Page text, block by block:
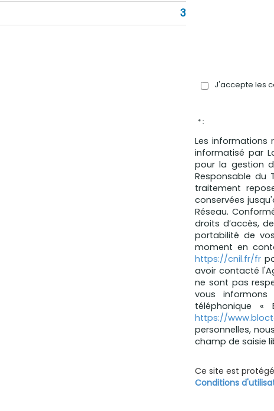
3
J'accepte les
* :
Les informations
informatisé par
pour la gestion
Responsable du
traitement
conservées
Réseau.
droits d’accès,
portabilité de
moment en
https://cnil.fr/fr
avoir contacté
ne sont pas
vous
téléphonique
https://
personnelles,
champ de saisie
Ce site est protégé
Conditions